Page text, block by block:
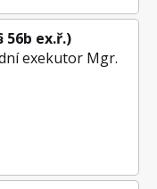
ex.ř.)
exekutor Mgr.